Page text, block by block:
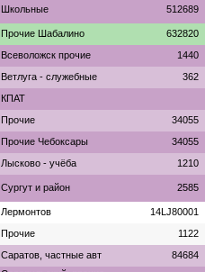
Школьные 512689
Прочие Шабалино 632820
Всеволожск прочие 1440
Ветлуга - служебные 362
КПАТ
Прочие 34055
Прочие Чебоксары 34055
Лысково - учёба 1210
Сургут и район 2585
Лермонтов 14LJ80001
Прочие 1122
Саратов, частные авт 84684